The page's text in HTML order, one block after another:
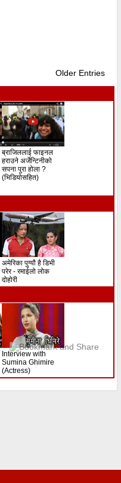
Older Entries
ब्राजिललाई फाइनल
हराउने अर्जेन्टिनीको
सपना पुरा होला ?
(भिडियोसहित)
अमेरिका पुग्यौ है डिभी
परेर - रमाईलो लोक
दोहोरी
Interview with
Sumina Ghimire
(Actress)